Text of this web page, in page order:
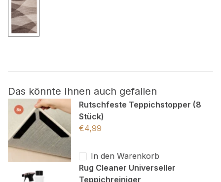
Das könnte Ihnen auch gefallen
Rutschfeste Teppichstopper (8
Stück)
€4,99
In den Warenkorb
Rug Cleaner Universeller
Teppichreiniger
Nicht kategorisiert.
Alle ablehnen
Meine Einstellungen speichern
Alle akzeptieren